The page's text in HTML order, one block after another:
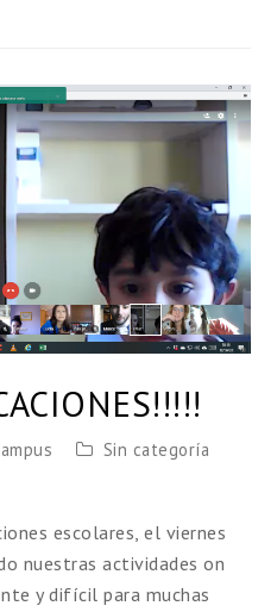
Sin categoría
escolares, el viernes
nuestras actividades on
y difícil para muchas